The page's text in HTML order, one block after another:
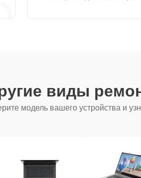
виды
модель вашего устройства и